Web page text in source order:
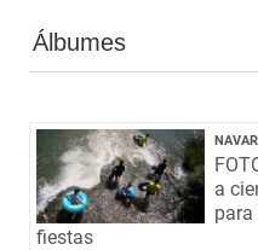
Álbumes
a
fiestas